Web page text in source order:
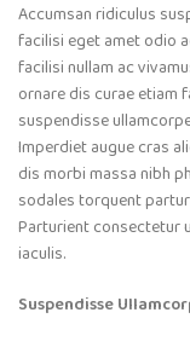
Accumsan ridiculus
facilisi eget amet odio
facilisi nullam ac
ornare dis curae etiam
suspendisse
Imperdiet augue cras
dis morbi massa nibh
sodales torquent
Parturient consectetur
iaculis.
Suspendisse